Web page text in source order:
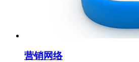
营销网络